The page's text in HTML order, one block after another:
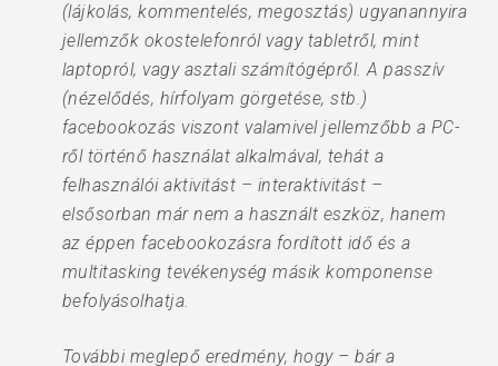
(lájkolás, kommentelés, megosztás) ugyanannyira
jellemzők okostelefonról vagy tabletről, mint
laptopról, vagy asztali számítógépről. A passzív
(nézelődés, hírfolyam görgetése, stb.)
facebookozás viszont valamivel jellemzőbb a PC-
ről történő használat alkalmával, tehát a
felhasználói aktivitást – interaktivitást –
elsősorban már nem a használt eszköz, hanem
az éppen facebookozásra fordított idő és a
multitasking tevékenység másik komponense
befolyásolhatja.
További meglepő eredmény, hogy – bár a